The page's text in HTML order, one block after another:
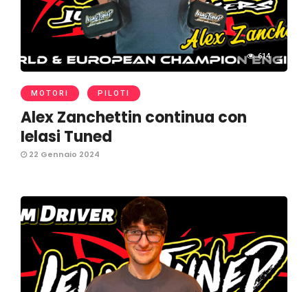
614
MOTORI PILOTI
Alex Zanchettin continua con
Ielasi Tuned
22 Gennaio 2024